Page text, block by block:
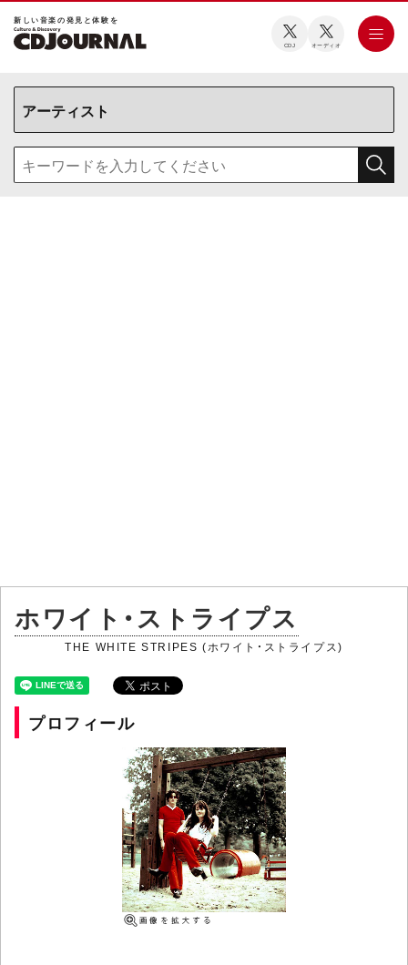
新しい⾳楽の発⾒と体験を
CDJ オーディオ
ホワイト・ストライプス
THE WHITE STRIPES (ホワイト・ストライプス)
プロフィール